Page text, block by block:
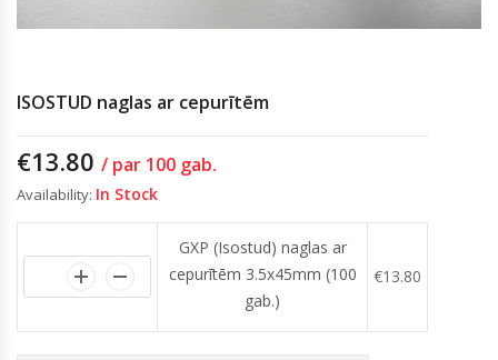
ISOSTUD naglas ar cepurītēm
€13.80 / par 100 gab.
Availability: In Stock
GXP (Isostud) naglas ar
cepurītēm 3.5x45mm (100
gab.)
€13.80